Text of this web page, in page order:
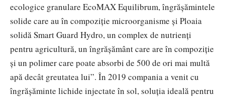
ecologice granulare EcoMAX Equilibrum, îngrășămintele
solide care au în compoziție microorganisme și Ploaia
solidă Smart Guard Hydro, un complex de nutrienți
pentru agricultură, un îngrășământ care are în compoziție
și un polimer care poate absorbi de 500 de ori mai multă
apă decât greutatea lui”. În 2019 compania a venit cu
îngrășăminte lichide injectate în sol, soluția ideală pentru